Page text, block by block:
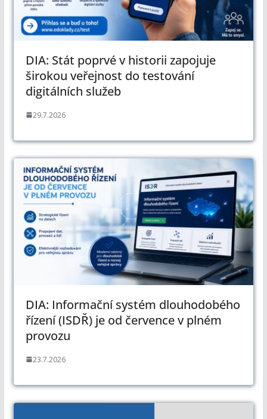
DIA: Stát poprvé v historii zapojuje
širokou veřejnost do testování
digitálních služeb
29.7.2026
DIA: Informační systém dlouhodobého
řízení (ISDŘ) je od července v plném
provozu
23.7.2026